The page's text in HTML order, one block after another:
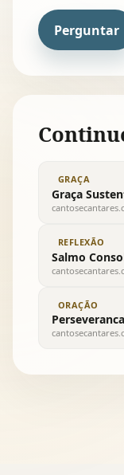
Perguntar
GRAÇA
Graça
REFLEXÃO
Salmo
ORAÇÃO